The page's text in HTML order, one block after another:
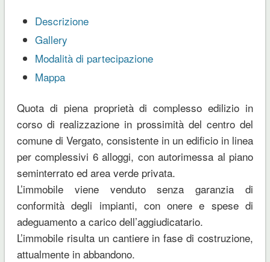
Descrizione
Gallery
Modalità di partecipazione
Mappa
Quota di piena proprietà di complesso edilizio in
corso di realizzazione in prossimità del centro del
comune di Vergato, consistente in un edificio in linea
per complessivi 6 alloggi, con autorimessa al piano
seminterrato ed area verde privata.
L’immobile viene venduto senza garanzia di
conformità degli impianti, con onere e spese di
adeguamento a carico dell’aggiudicatario.
L’immobile risulta un cantiere in fase di costruzione,
attualmente in abbandono.